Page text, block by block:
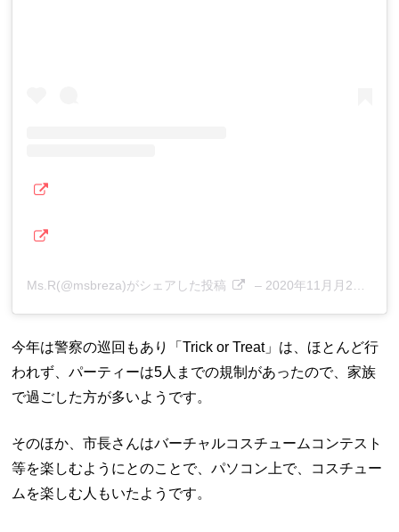
Ms.R(@msbreza)がシェアした投稿 – 2020年11月月2日午後3時34分PST
今年は警察の巡回もあり「Trick or Treat」は、ほとんど行
われず、パーティーは5人までの規制があったので、家族
で過ごした方が多いようです。
そのほか、市長さんはバーチャルコスチュームコンテスト
等を楽しむようにとのことで、パソコン上で、コスチュー
ムを楽しむ人もいたようです。